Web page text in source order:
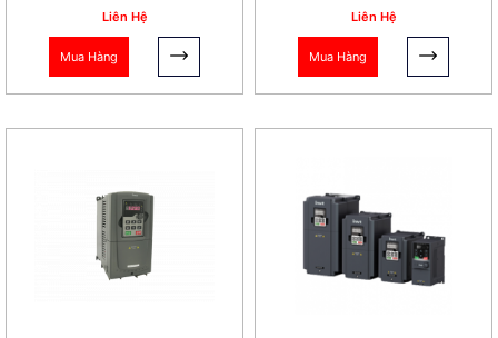
Liên Hệ
Mua Hàng
Liên Hệ
Mua Hàng